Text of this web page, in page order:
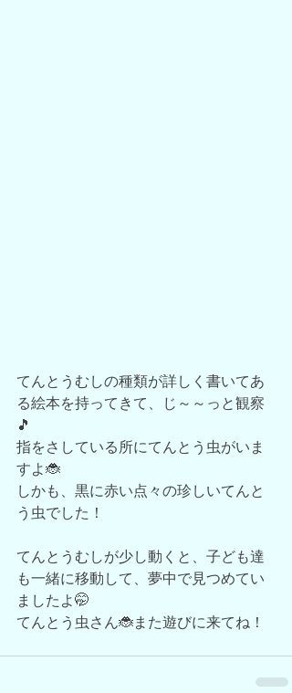
てんとうむしの種類が詳しく書いてあ
る絵本を持ってきて、じ～～っと観察
🎵
指をさしている所にてんとう虫がいま
すよ🐞
しかも、黒に赤い点々の珍しいてんと
う虫でした！
てんとうむしが少し動くと、子ども達
も一緒に移動して、夢中で見つめてい
ましたよ🤭
てんとう虫さん🐞また遊びに来てね！